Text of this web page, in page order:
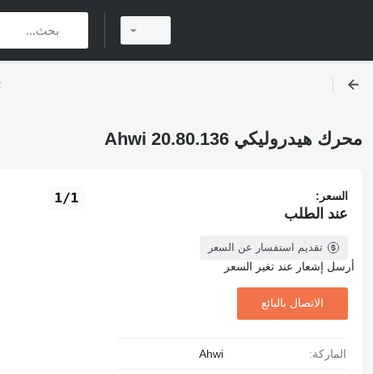
محرك هيدروليكي Ahwi 20.80.136
1/1 السعر:
عند الطلب
تقديم استفسار عن السعر
أرسل إشعار عند تغير السعر
الاتصال بالبائع
الماركة: Ahwi